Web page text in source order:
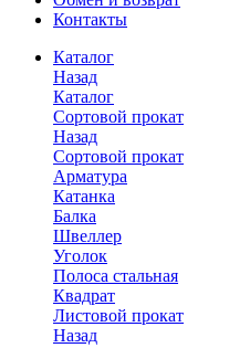
Контакты
Каталог
Назад
Каталог
Сортовой прокат
Назад
Сортовой прокат
Арматура
Катанка
Балка
Швеллер
Уголок
Полоса стальная
Квадрат
Листовой прокат
Назад